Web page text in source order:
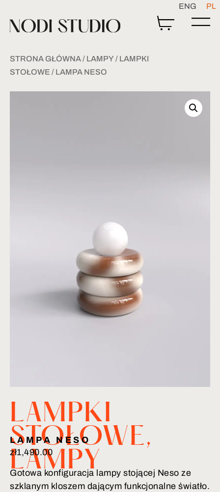
ENG PL
STRONA GŁÓWNA/ LAMPY / LAMPKI
STOŁOWE / LAMPA NESO
LAMPKI
STOŁOWE,
LAMPY
LAMPA NESO
zł1,490.00
Gotowa konfiguracja lampy stojącej Neso ze
szklanym kloszem dającym funkcjonalne światło.